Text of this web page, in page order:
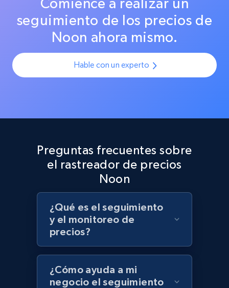
URL, Product id, Title, Product description,
Rating, Reviews count, Initial price, Discount,
and more.
1.3K+ 175+ Comenzar ahora
URL, Product id, Title, Product description,
1.3K+ 175+ Comenzar ahora
Target - Discover products by specified
URL, Product id, Title, Product description,
Rating, Reviews count, Initial price, Discount,
and more.
precisos en todas las plataformas.
seguimiento de los precios de
Noon ahora mismo.
Hable con un experto
Preguntas frecuentes sobre
el rastreador de precios
Noon
¿Qué es el seguimiento
y el monitoreo de
precios?
¿Cómo ayuda a mi
negocio el seguimiento